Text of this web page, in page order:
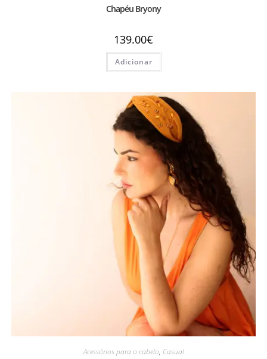
Chapéu Bryony
139.00€
Adicionar
Acessórios para o cabelo, Casual